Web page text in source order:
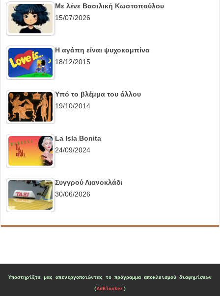
Με λένε Βασιλική Κωστοπούλου
15/07/2026
Η αγάπη είναι ψυχοκομπίνα
18/12/2015
Υπό το βλέμμα του άλλου
19/10/2014
La Isla Bonita
24/09/2024
Συγγρού Λιανοκλάδι
30/06/2026
Υποστηρίξτε μας απενεργοποιώντας το πρόγραμμα αποκλεισμού διαφημίσεων
(AdBlocker)